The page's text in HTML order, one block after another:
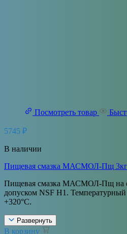
Посмотреть товар
5745 ₽
В наличии
Пищевая смазка МАСМОЛ-Пщ 3кг
Пищевая смазка МАСМОЛ-Пщ на
допуском NSF H1.
+320°С.
Развернуть
В корзину